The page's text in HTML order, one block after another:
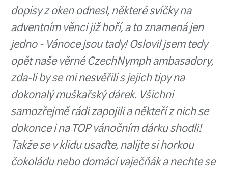
Kategorie:Ostatní články o muškaření
Richie
Z trouby voní cukroví, Ježíšek
dopisy z oken odnesl, některé
adventním věnci již hoří, a to
jedno - Vánoce jsou tady!